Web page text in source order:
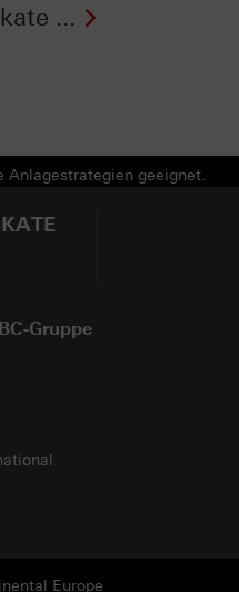
...
geeignet.
Gruppe
Europe